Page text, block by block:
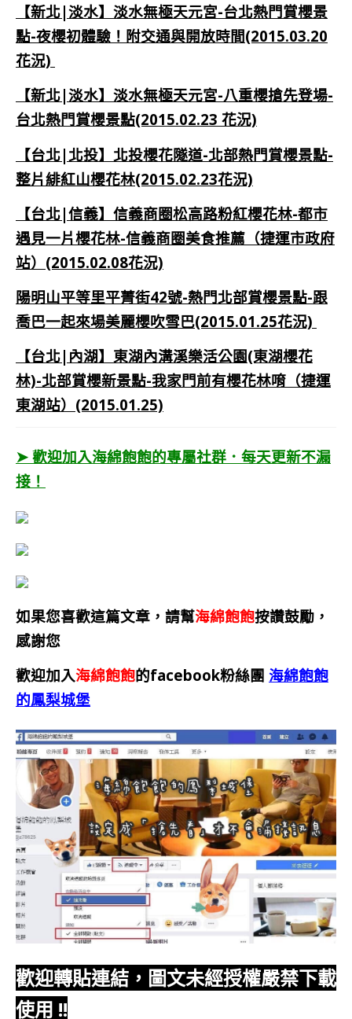
【新北|淡水】淡水無極天元宮-台北熱門賞櫻景
點-夜櫻初體驗！附交通與開放時間(2015.03.20
花況)
【新北|淡水】淡水無極天元宮-八重櫻搶先登場-
台北熱門賞櫻景點(2015.02.23 花況)
【台北|北投】北投櫻花隧道-北部熱門賞櫻景點-
整片緋紅山櫻花林(2015.02.23花況)
【台北|信義】信義商圈松高路粉紅櫻花林-都市
遇見一片櫻花林-信義商圈美食推薦（捷運市政府
站）(2015.02.08花況)
陽明山平等里平菁街42號-熱門北部賞櫻景點-跟
喬巴一起來場美麗櫻吹雪巴(2015.01.25花況)
【台北|內湖】東湖內溝溪樂活公園(東湖櫻花
林)-北部賞櫻新景點-我家門前有櫻花林唷（捷運
東湖站）(2015.01.25)
➤ 歡迎加入海綿飽飽的專屬社群．每天更新不漏
接！
如果您喜歡這篇文章，請幫海綿飽飽按讚鼓勵，
感謝您
歡迎加入海綿飽飽的facebook粉絲團 海綿飽飽
的鳳梨城堡
歡迎轉貼連結，圖文未經授權嚴禁下載
使用 !!